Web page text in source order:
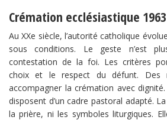
Crémation ecclésiastique 1963
Au XXe siècle, l’autorité catholique
sous conditions. Le geste n’est
contestation de la foi. Les critères
choix et le respect du défunt. Des
accompagner la crémation avec
disposent d’un cadre pastoral adapté.
la prière, ni les symboles liturgiques.